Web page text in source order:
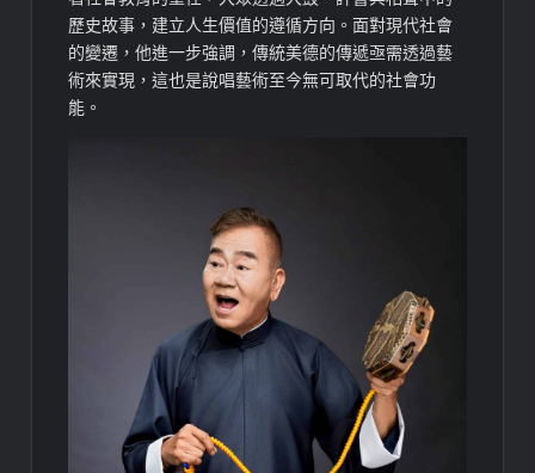
歷史故事，建立人生價值的遵循方向。面對現代社會
的變遷，他進一步強調，傳統美德的傳遞亟需透過藝
術來實現，這也是說唱藝術至今無可取代的社會功
能。